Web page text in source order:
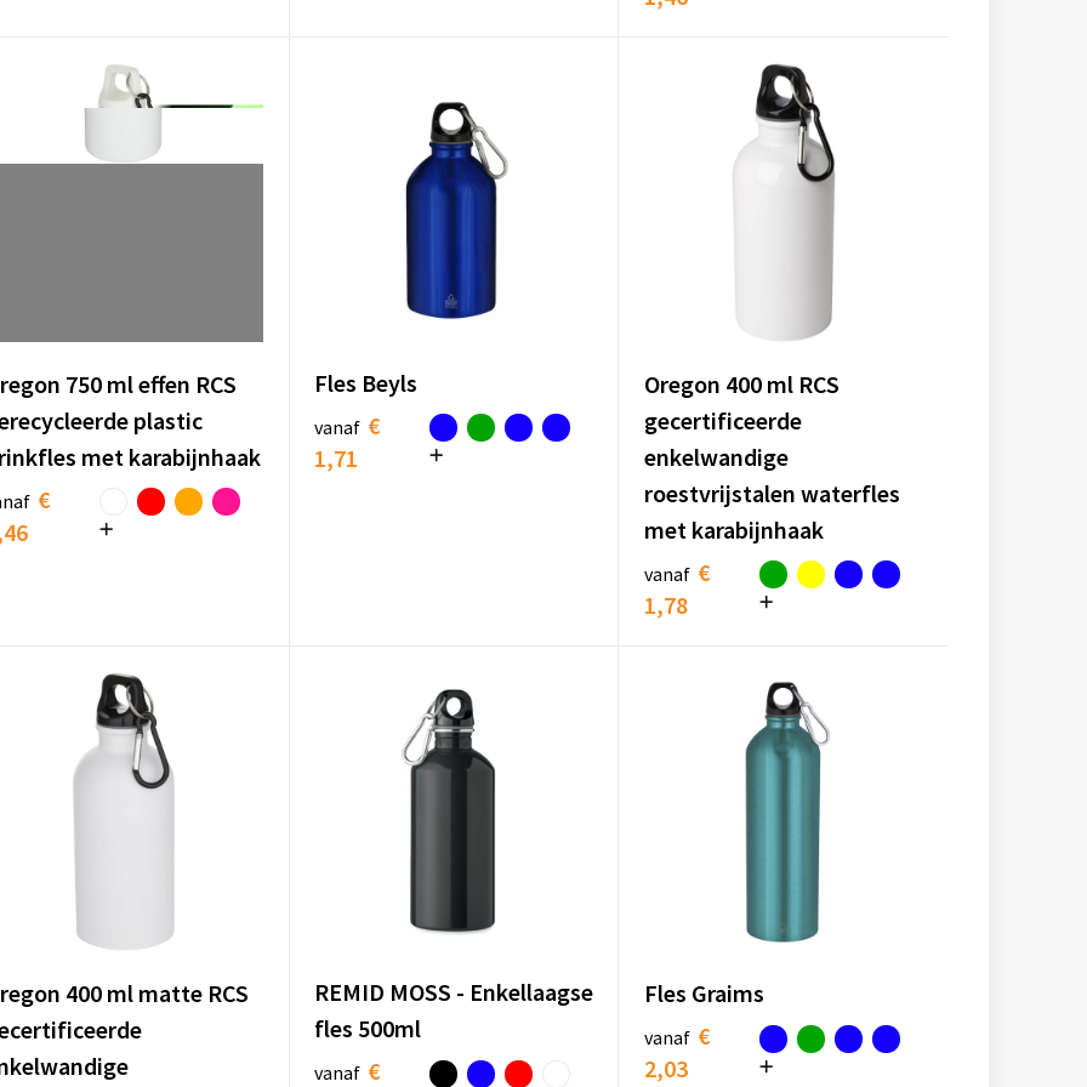
750 ml effen RCS
plastic
met karabijnhaak
€
Fles Beyls
vanaf €
1,71
Oregon 400 ml RCS
gecertificeerde
enkelwandige
roestvrijstalen waterfles
met karabijnhaak
vanaf €
1,78
400 ml matte RCS
REMID MOSS - Enkellaagse
fles 500ml
vanaf €
Fles Graims
vanaf €
2,03